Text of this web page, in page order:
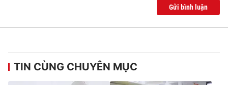
Gửi bình luận
TIN CÙNG CHUYÊN MỤC